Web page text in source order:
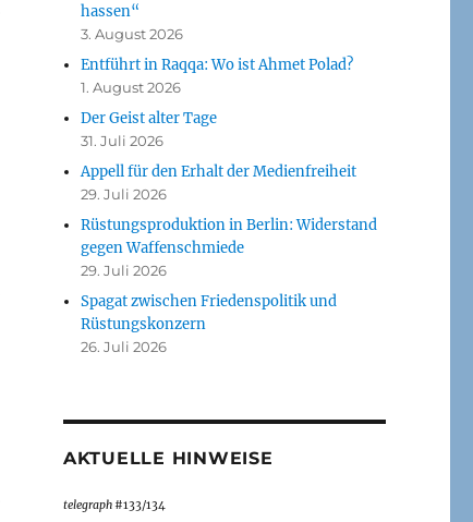
hassen“
3. August 2026
Entführt in Raqqa: Wo ist Ahmet Polad?
1. August 2026
Der Geist alter Tage
31. Juli 2026
Appell für den Erhalt der Medienfreiheit
29. Juli 2026
Rüstungsproduktion in Berlin: Widerstand
gegen Waffenschmiede
29. Juli 2026
Spagat zwischen Friedenspolitik und
Rüstungskonzern
26. Juli 2026
AKTUELLE HINWEISE
telegraph#133/134